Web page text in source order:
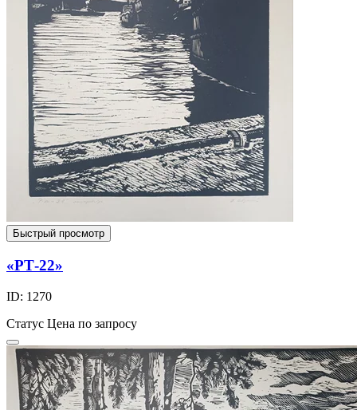
Быстрый просмотр
«РТ-22»
ID: 1270
Статус Цена по запросу